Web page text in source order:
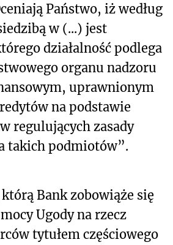
Państwo, iż według
w (...) jest
działalność podlega
organu nadzoru
uprawnionym
na podstawie
regulujących zasady
takich podmiotów”.
Bank zobowiąże się
Ugody na rzecz
tytułem częściowego